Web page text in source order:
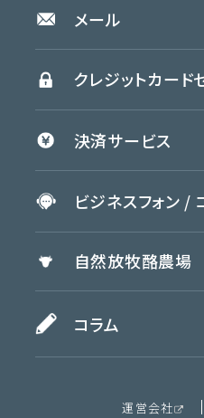
メール
クレジットカード
決済サービス
ビジネスフォン /
自然放牧酪農場
コラム
運営会社